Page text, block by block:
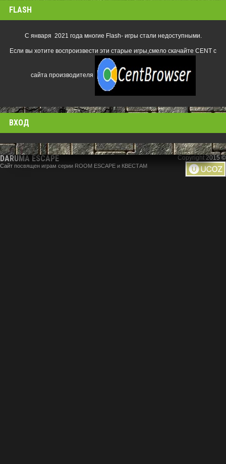
FLASH
С января 2021 года многие Flash- игры стали недоступными.
Если вы хотите воспроизвести эти старые игры,смело скачайте CENT с
сайта производителя
ВХОД
DARUMA ESCAPE
Сайт посвящен играм серии ROOM ESCAPE и КВЕСТАМ
Copyright 2015 ©